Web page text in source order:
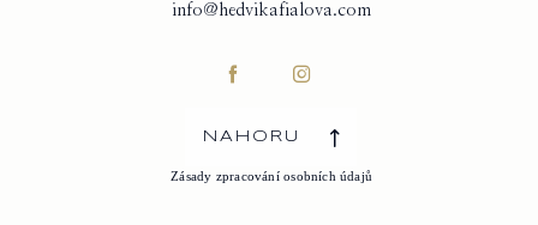
NAHORU
info@hedvikafialova.com
Zásady zpracování osobních údajů